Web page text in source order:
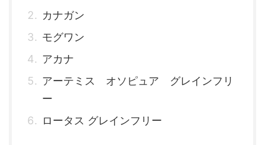
カナガン
モグワン
アカナ
アーテミス オソピュア グレインフリ
ー
ロータス グレインフリー